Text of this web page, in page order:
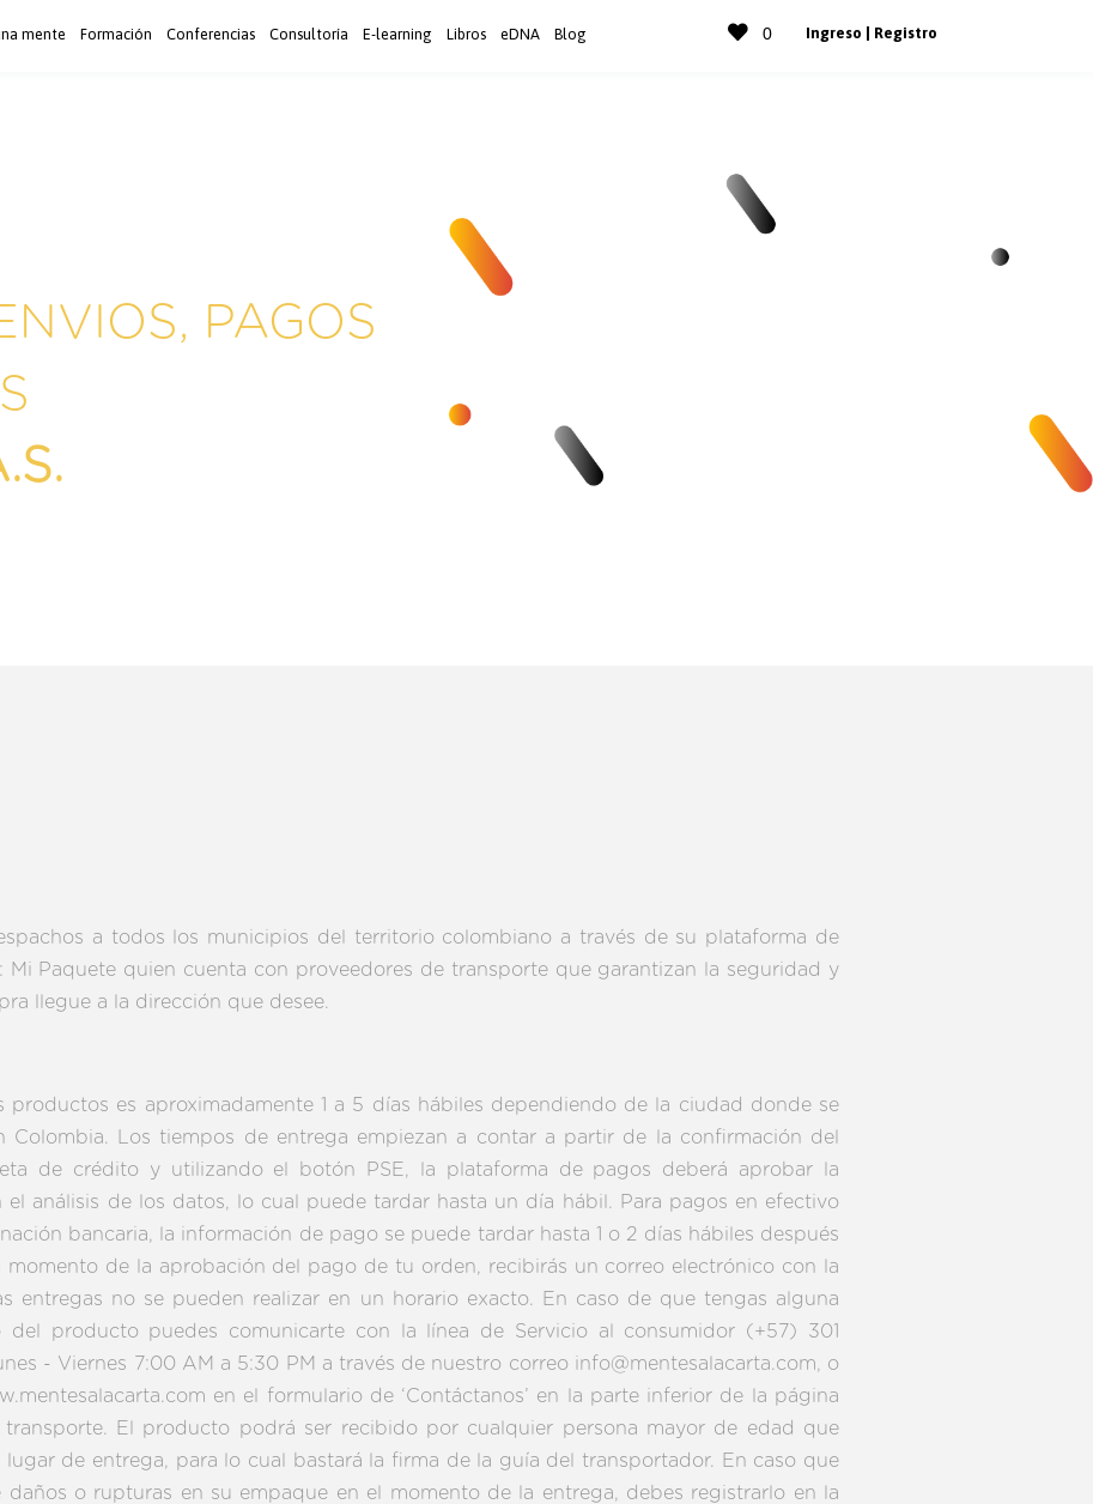
mente Formación Conferencias Consultoría E-learning Libros eDNA Blog 0 Ingreso | Registro
PAGOS
a todos los municipios del territorio colombiano a través de su plataforma de
Mi Paquete quien cuenta con proveedores de transporte que garantizan la seguridad y
llegue a la dirección que desee.
productos es aproximadamente 1 a 5 días hábiles dependiendo de la ciudad donde se
Colombia. Los tiempos de entrega empiezan a contar a partir de la confirmación del
de crédito y utilizando el botón PSE, la plataforma de pagos deberá aprobar la
el análisis de los datos, lo cual puede tardar hasta un día hábil. Para pagos en efectivo
bancaria, la información de pago se puede tardar hasta 1 o 2 días hábiles después
de la aprobación del pago de tu orden, recibirás un correo electrónico con la
entregas no se pueden realizar en un horario exacto. En caso de que tengas alguna
producto puedes comunicarte con la línea de Servicio al consumidor (+57) 301
- Viernes 7:00 AM a 5:30 PM a través de nuestro correo info@mentesalacarta.com, o
en el formulario de ‘Contáctanos’ en la parte inferior de la página
El producto podrá ser recibido por cualquier persona mayor de edad que
lugar de entrega, para lo cual bastará la firma de la guía del transportador. En caso que
o rupturas en su empaque en el momento de la entrega, debes registrarlo en la